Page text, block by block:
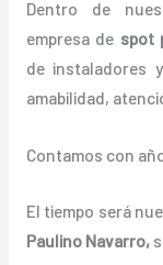
Dentro de
empresa de spot
de instaladores
amabilidad,
Contamos con
El tiempo será
Paulino Navarro,